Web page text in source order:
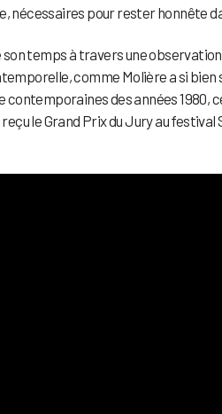
nécessaires pour rester honnête
son temps à travers une
comme Molière a si bien
contemporaines des années 1980,
reçu le Grand Prix du Jury au festival